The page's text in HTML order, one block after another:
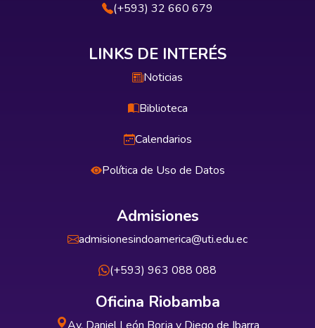
(+593) 32 660 679
LINKS DE INTERÉS
Noticias
Biblioteca
Calendarios
Política de Uso de Datos
Admisiones
admisionesindoamerica@uti.edu.ec
(+593) 963 088 088
Oficina Riobamba